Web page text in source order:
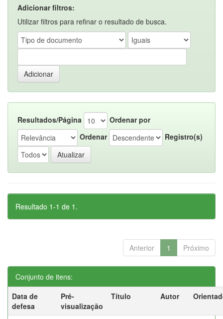
Adicionar filtros:
Utilizar filtros para refinar o resultado de busca.
Resultados/Página
Ordenar por
Ordenar
Registro(s)
Resultado 1-1 de 1.
Anterior 1 Próximo
Conjunto de itens:
Data de
defesa
Pré-
visualização
Título Autor